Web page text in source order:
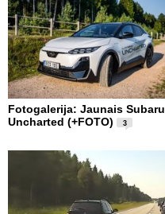
Fotogalerija: Jaunais Subaru
Uncharted (+FOTO)
3